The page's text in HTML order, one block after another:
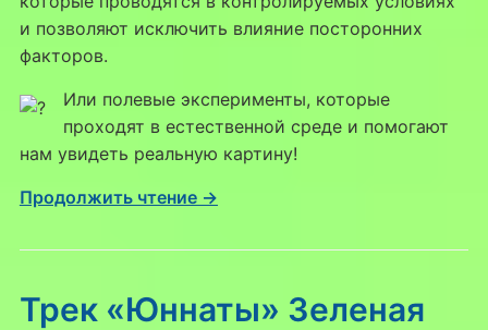
и позволяют исключить влияние посторонних
факторов.
Или полевые эксперименты, которые
проходят в естественной среде и помогают
нам увидеть реальную картину!
Продолжить чтение →
Трек «Юннаты» Зеленая